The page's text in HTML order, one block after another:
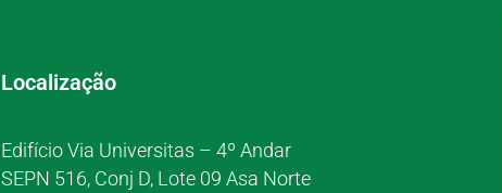
Localização
Edifício Via Universitas – 4º Andar
SEPN 516, Conj D, Lote 09 Asa Norte